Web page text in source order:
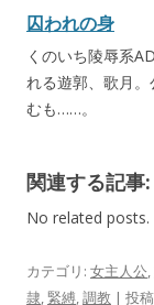
囚われの身
くのいち陵辱系
れる遊郭、歌月
むも……。
関連する記事:
No related posts.
カテゴリ: 女主人公,
隷,緊縛,調教 | 投